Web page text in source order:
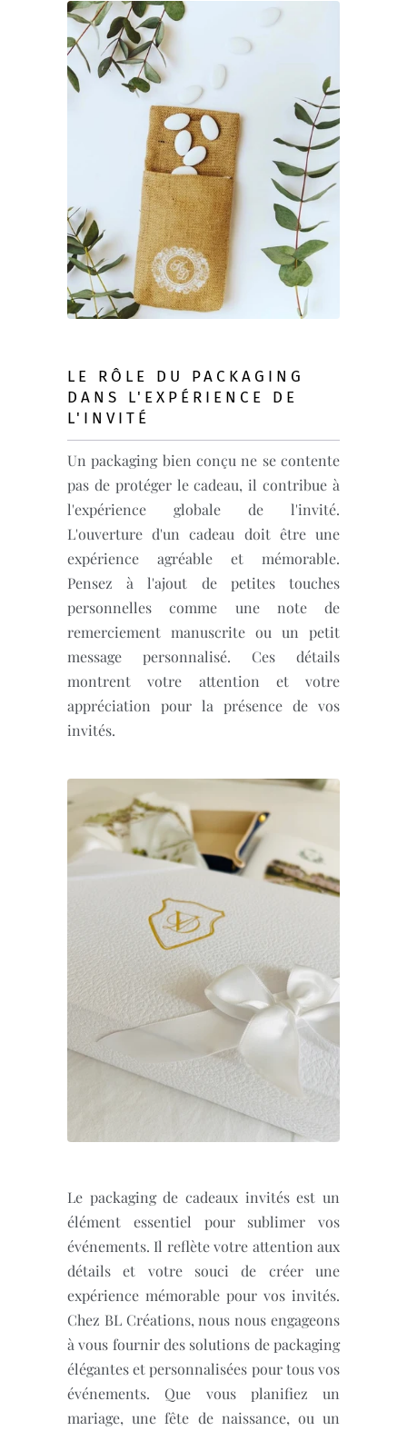
LE RÔLE DU PACKAGING
DANS L'EXPÉRIENCE DE
L'INVITÉ
Un packaging bien conçu ne se contente
pas de protéger le cadeau, il contribue à
l'expérience globale de l'invité.
L'ouverture d'un cadeau doit être une
expérience agréable et mémorable.
Pensez à l'ajout de petites touches
personnelles comme une note de
remerciement manuscrite ou un petit
message personnalisé. Ces détails
montrent votre attention et votre
appréciation pour la présence de vos
invités.
Le packaging de cadeaux invités est un
élément essentiel pour sublimer vos
événements. Il reflète votre attention aux
détails et votre souci de créer une
expérience mémorable pour vos invités.
Chez BL Créations, nous nous engageons
à vous fournir des solutions de packaging
élégantes et personnalisées pour tous vos
événements. Que vous planifiez un
mariage, une fête de naissance, ou un